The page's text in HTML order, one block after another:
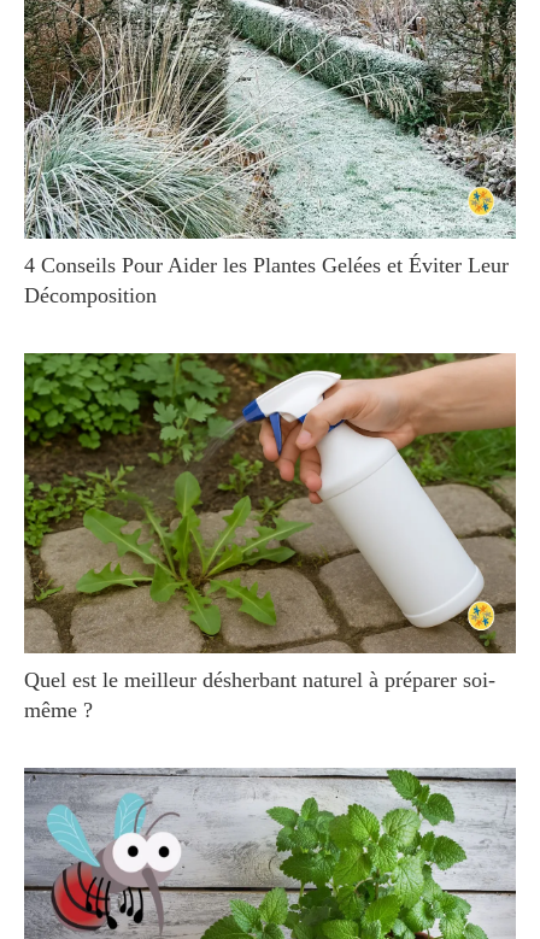
4 Conseils Pour Aider les Plantes Gelées et Éviter Leur
Décomposition
Quel est le meilleur désherbant naturel à préparer soi-
même ?